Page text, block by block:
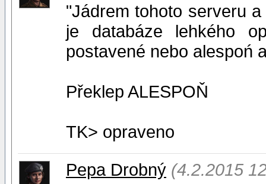
"Jádrem tohoto serveru
je databáze lehkého
postavené nebo alespoń
Překlep ALESPOŇ
TK> opraveno
Pepa Drobný (4.2.2015